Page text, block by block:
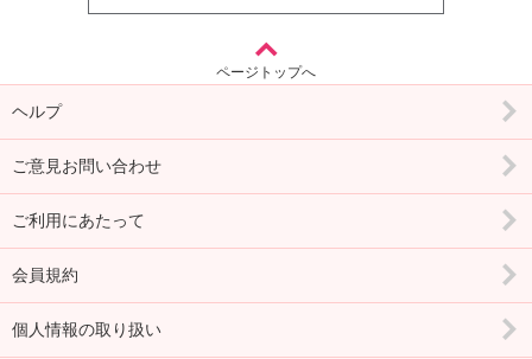
ページトップへ
ヘルプ
ご意見お問い合わせ
ご利用にあたって
会員規約
個人情報の取り扱い